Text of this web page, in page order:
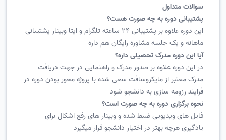
سوالات متداول
پشتیبانی دوره به چه صورت هست؟
این دوره علاوه بر پشتیبانی 24 ساعته تلگرام و ایتا وبینار پشتیبانی
ماهانه و یک جلسه مشاوره رایگان هم داره
آیا این دوره مدرک تحصیلی داره؟
در این دوره علاوه بر صدور مدرک و راهنمایی در جهت دریافت
مدرک معتبر از مایکروسافت سعی شده با پروژه محور بودن دوره در
فرایند رزومه سازی به دانشجو شود
نحوه برگزاری دوره به چه صورت است؟
فایل های ویدیویی ضبط شده و وبینار های رفع اشکال برای
یادگیری هرچه بهتر در اختیار دانشجو قرار میگیرد